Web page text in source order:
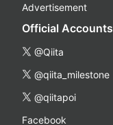
Advertisement
Official Accounts
@Qiita
@qiita_milestone
@qiitapoi
Facebook